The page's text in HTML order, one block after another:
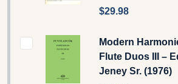
$29.98
Modern
Flute Duos III –
Jeney Sr. (1976)